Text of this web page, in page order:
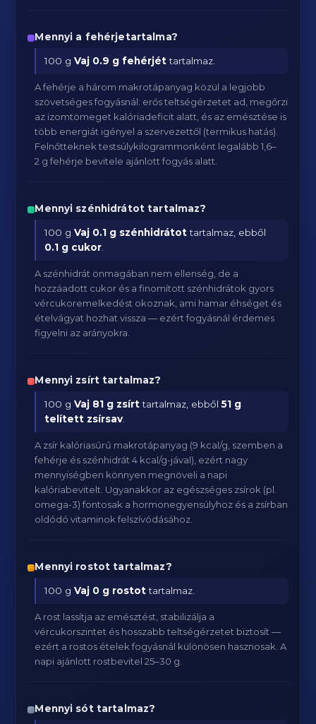
Mennyi a fehérjetartalma?
100 gVaj 0.9 g fehérjéttartalmaz.
A fehérje a három makrotápanyag közül a legjobb
szövetséges fogyásnál: erős teltségérzetet ad, megőrzi
az izomtömeget kalóriadeficit alatt, és az emésztése is
több energiát igényel a szervezettől (termikus hatás).
Felnőtteknek testsúlykilogrammonként legalább 1,6–
2 g fehérje bevitele ajánlott fogyás alatt.
Mennyi szénhidrátot tartalmaz?
100 gVaj 0.1 g szénhidrátottartalmaz, ebből
0.1 g cukor
A szénhidrát önmagában nem ellenség, de a
hozzáadott cukor és a finomított szénhidrátok gyors
vércukoremelkedést okoznak, ami hamar éhséget és
ételvágyat hozhat vissza — ezért fogyásnál érdemes
figyelni az arányokra.
Mennyi zsírt tartalmaz?
100 gVaj 81 g zsírttartalmaz, ebből51 g
telített zsírsav
A zsír kalóriasűrű makrotápanyag (9 kcal/g, szemben a
fehérje és szénhidrát 4 kcal/g-jával), ezért nagy
mennyiségben könnyen megnöveli a napi
kalóriabevitelt. Ugyanakkor az egészséges zsírok (pl.
omega-3) fontosak a hormonegyensúlyhoz és a zsírban
oldódó vitaminok felszívódásához.
Mennyi rostot tartalmaz?
100 gVaj 0 g rostottartalmaz.
A rost lassítja az emésztést, stabilizálja a
vércukorszintet és hosszabb teltségérzetet biztosít —
ezért a rostos ételek fogyásnál különösen hasznosak. A
napi ajánlott rostbevitel 25–30 g.
Mennyi sót tartalmaz?